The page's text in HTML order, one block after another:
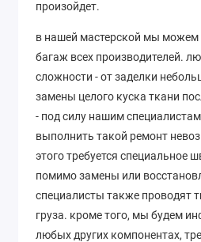
произойдет.
в нашей мастерской мы можем
багаж всех производителей.
сложности - от заделки
замены целого куска ткани
- под силу нашим
выполнить такой ремонт
этого требуется специальное
помимо замены или
специалисты также проводят
груза. кроме того, мы будем
любых других компонентах,